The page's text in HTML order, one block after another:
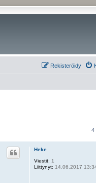
Rekisteröidy
4
Heke
Viestit: 1
Liittynyt: 14.06.2017